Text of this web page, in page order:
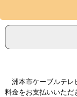
洲本市ケーブルテレ
料金をお支払いいただ